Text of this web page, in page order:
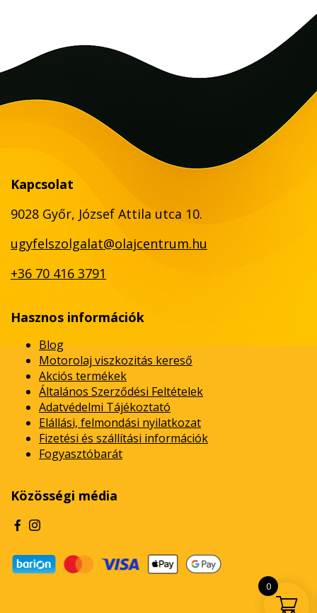
Kapcsolat
9028 Győr, József Attila utca 10.
ugyfelszolgalat@olajcentrum.hu
+36 70 416 3791
Hasznos információk
Blog
Motorolaj viszkozitás kereső
Akciós termékek
Általános Szerződési Feltételek
Adatvédelmi Tájékoztató
Elállási, felmondási nyilatkozat
Fizetési és szállítási információk
Fogyasztóbarát
Közösségi média
0